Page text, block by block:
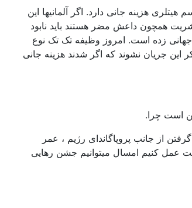
هزینه جانی دارد. اگر آلمانیها این
همچون داعش مضر هستند باید نابود
جهانی زده است. امروز وظیفه تک تک نوع
جریان نشوند که اگر شدند هزینه جانی
است چرا.
از جانب پروپاگاندای رژیم ، عمر
عمل کنیم امسال میتوانیم جشن رهایی